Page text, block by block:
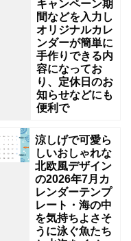
キャンペーン期
間などを入力し
オリジナルカレ
ンダーが簡単に
手作りできる内
容になってお
り、定休日のお
知らせなどにも
便利で
涼しげで可愛ら
しいおしゃれな
北欧風デザイン
の2026年7月カ
レンダーテンプ
レート・海の中
を気持ちよさそ
うに泳ぐ魚たち